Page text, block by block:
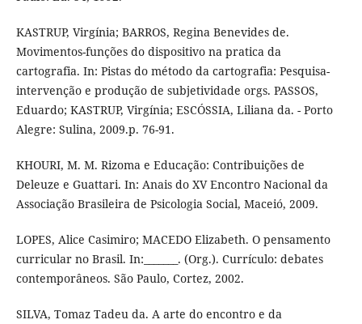
KASTRUP, Virgínia; BARROS, Regina Benevides de.
Movimentos-funções do dispositivo na pratica da
cartografia. In: Pistas do método da cartografia: Pesquisa-
intervenção e produção de subjetividade orgs. PASSOS,
Eduardo; KASTRUP, Virgínia; ESCÓSSIA, Liliana da. - Porto
Alegre: Sulina, 2009.p. 76-91.
KHOURI, M. M. Rizoma e Educação: Contribuições de
Deleuze e Guattari. In: Anais do XV Encontro Nacional da
Associação Brasileira de Psicologia Social, Maceió, 2009.
LOPES, Alice Casimiro; MACEDO Elizabeth. O pensamento
curricular no Brasil. In:_______. (Org.). Currículo: debates
contemporâneos. São Paulo, Cortez, 2002.
SILVA, Tomaz Tadeu da. A arte do encontro e da